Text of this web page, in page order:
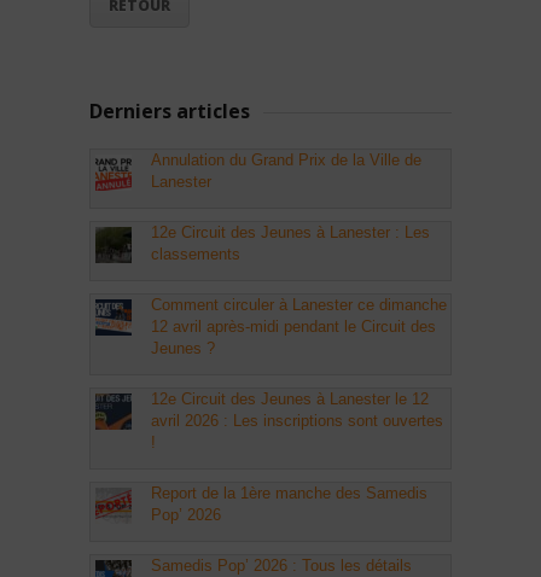
RETOUR
Derniers articles
Annulation du Grand Prix de la Ville de
Lanester
12e Circuit des Jeunes à Lanester : Les
classements
Comment circuler à Lanester ce dimanche
12 avril après-midi pendant le Circuit des
Jeunes ?
12e Circuit des Jeunes à Lanester le 12
avril 2026 : Les inscriptions sont ouvertes
!
Report de la 1ère manche des Samedis
Pop’ 2026
Samedis Pop’ 2026 : Tous les détails